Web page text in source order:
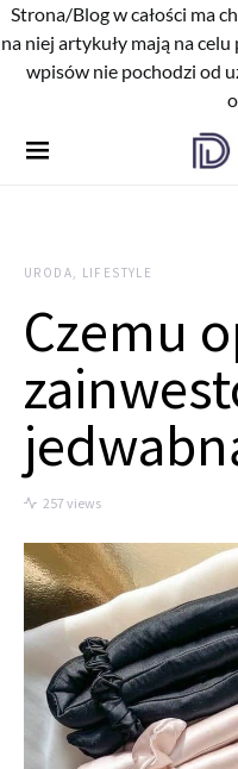
Strona/Blog w całości ma
na niej artykuły mają na
wpisów nie pochodzi od
URODA, LIFESTYLE
Czemu
257 views